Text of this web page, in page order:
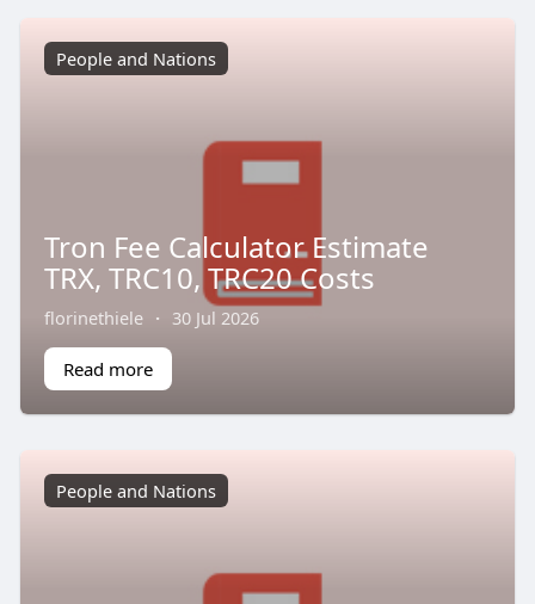
People and Nations
Tron Fee Calculator Estimate
TRX, TRC10, TRC20 Costs
florinethiele · 30 Jul 2026
Read more
People and Nations